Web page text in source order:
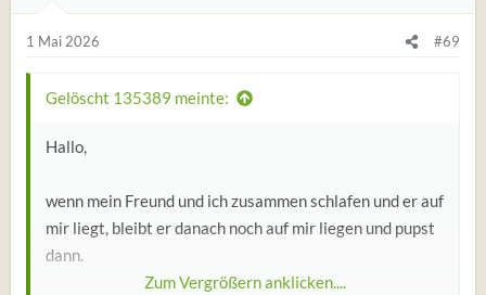
e
n
1 Mai 2026 #69
Gelöscht 135389 meinte:
Hallo,
wenn mein Freund und ich zusammen schlafen und er auf
mir liegt, bleibt er danach noch auf mir liegen und pupst
dann.
Zum Vergrößern anklicken....